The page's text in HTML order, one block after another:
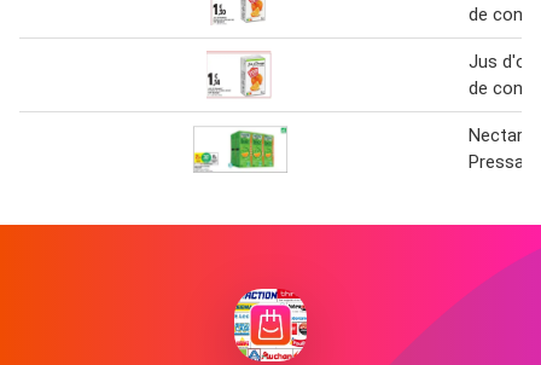
de
Jus
de
Nectar